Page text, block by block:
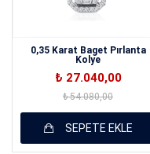
0,35 Karat Baget Pırlanta
Kolye
₺ 27.040,00
₺ 54.080,00
SEPETE EKLE